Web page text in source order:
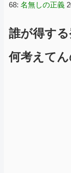
68: 名無しの正義
誰が得する
何考えてん